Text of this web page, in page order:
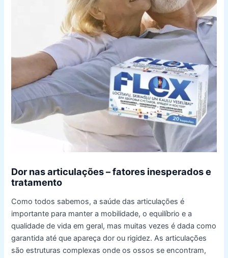
Dor nas articulações – fatores inesperados e
tratamento
Como todos sabemos, a saúde das articulações é
importante para manter a mobilidade, o equilíbrio e a
qualidade de vida em geral, mas muitas vezes é dada como
garantida até que apareça dor ou rigidez. As articulações
são estruturas complexas onde os ossos se encontram,